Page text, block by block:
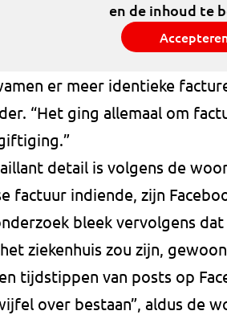
en de inhoud te
er meer identieke
“Het ging allemaal om
detail is volgens de
factuur indiende, zijn
bleek vervolgens
ziekenhuis zou zijn,
tijdstippen van posts op
over bestaan”, aldus de